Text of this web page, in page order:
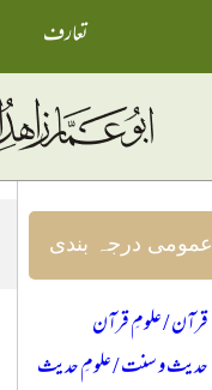
تعارف
عمومی درجہ بندی
قرآن / علومِ قرآن
حدیث و سنت / علومِ حدیث